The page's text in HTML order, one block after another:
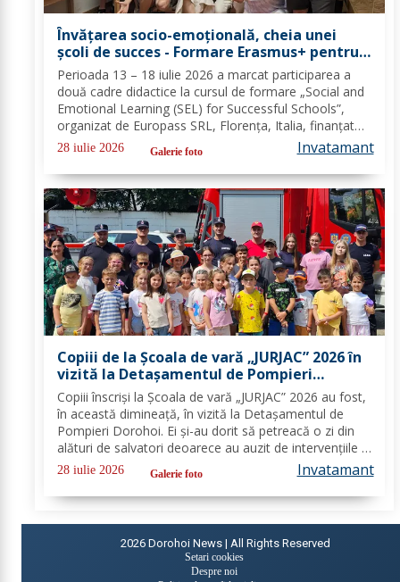
Învățarea socio-emoțională, cheia unei
școli de succes - Formare Erasmus+ pentru
două cadre didactice de la Școala
Gimnazială „Spiru Haret” Dorohoi - FOTO
Perioada 13 – 18 iulie 2026 a marcat participarea a
două cadre didactice la cursul de formare „Social and
Emotional Learning (SEL) for Successful Schools”,
organizat de Europass SRL, Florența, Italia, finanțat
prin programul de Acreditare Erasmus +, domeniul
educație școlară număr de referință...
28 iulie 2026 Galerie foto Invatamant
Copiii de la Școala de vară „JURJAC” 2026 în
vizită la Detașamentul de Pompieri
Dorohoi - FOTO
Copiii înscriși la Școala de vară „JURJAC” 2026 au fost,
în această dimineață, în vizită la Detașamentul de
Pompieri Dorohoi. Ei și-au dorit să petreacă o zi din
alături de salvatori deoarece au auzit de intervențiile la
care au participat și de oamenii pe care i-au ajutat de-
a lungul timpului. „Ne...
28 iulie 2026 Galerie foto Invatamant
2026 Dorohoi News | All Rights Reserved
Setari cookies
Despre noi